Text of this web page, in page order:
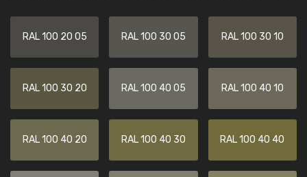
RAL 100 20 05 RAL 100 30 05 RAL 100 30 10
RAL 100 30 20 RAL 100 40 05 RAL 100 40 10
RAL 100 40 20 RAL 100 40 30 RAL 100 40 40